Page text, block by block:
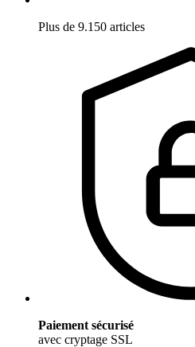
Plus de 9.150 articles
Paiement sécurisé
avec cryptage SSL